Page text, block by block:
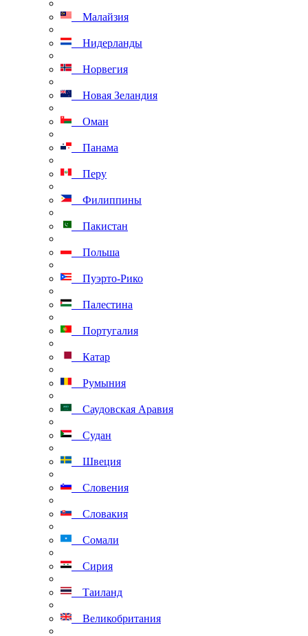
Малайзия
Нидерланды
Норвегия
Новая Зеландия
Оман
Панама
Перу
Филиппины
Пакистан
Польша
Пуэрто-Рико
Палестина
Португалия
Катар
Румыния
Саудовская Аравия
Судан
Швеция
Словения
Словакия
Сомали
Сирия
Таиланд
Великобритания